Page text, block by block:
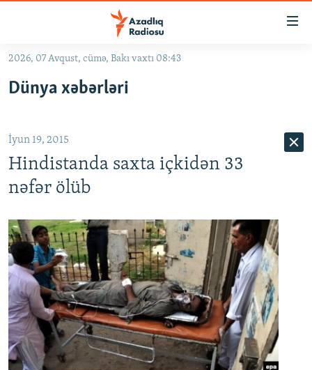
Əsas
qayıt
qayıt
Axtarışa
#İZAHLA
#ƏSLINDƏ
ARAŞDIRMA
MULTIMEDIA
VIDEO
FOTOQALEREYA
İNFOQRAFIKA
KARIKATURA
RADIO ARXIV
OXU ZALI
AZƏRBAYCAN ƏDƏBIYYATI KITABXANASI
İSLAM VƏ DEMOKRATIYA
HAQQIMIZDA
MISSIYAMIZ
PEŞƏ ETIKASI VƏ JURNALISTIKA STANDARTLARIMIZ
BIZI IZLƏ
2026, 07 Avqust, cümə, Bakı vaxtı 08:43
Dünya xəbərləri
İyun 19, 2015
Hindistanda saxta içkidən 33
nəfər ölüb